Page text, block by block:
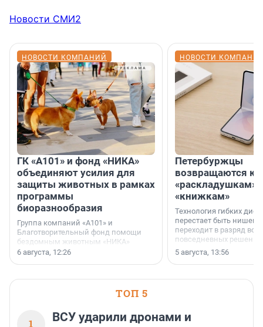
Новости СМИ2
НОВОСТИ КОМПАНИЙ
ГК «А101» и фонд «НИКА»
объединяют усилия для
защиты животных в рамках
программы
биоразнообразия
Группа компаний «А101» и
Благотворительный фонд помощи
бездомным животным «НИКА»
заключили соглашение о
6 августа, 12:26
НОВОСТИ
Петербуржцы
возвращаются к
«раскладушкам»
«книжкам»
Технология гибких
перестает быть
переходит в разряд
повседневных
5 августа, 13:56
ТОП 5
1
ВСУ ударили дронами и